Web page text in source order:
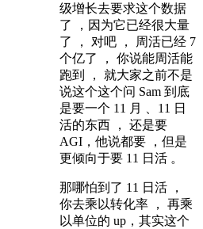
级增长去要求这个数据
了 ，因为它已经很大量
了 ， 对吧 ， 周活已经 7
个亿了 ， 你说能周活能
跑到 ， 就大家之前不是
说这个这个问 Sam 到底
是要一个 11 月 、11 日
活的东西 ， 还是要
AGI，他说都要 ，但是
更倾向于要 11 日活 。
那哪怕到了 11 日活 ，
你去乘以转化率 ， 再乘
以单位的 up，其实这个